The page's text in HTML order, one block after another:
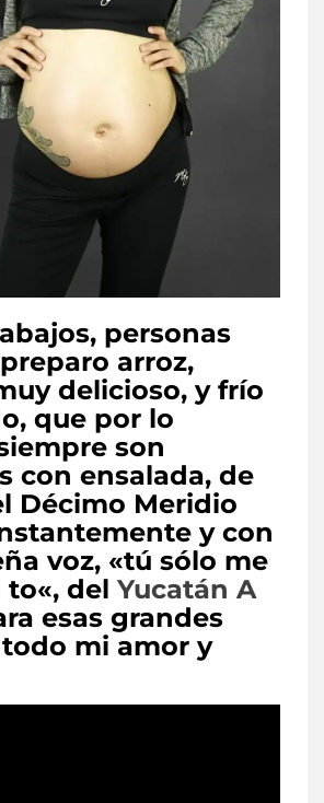
personas
arroz,
delicioso, y frío
que por lo
son
con ensalada, de
Décimo Meridio
y con
voz, «tú sólo me
to«, del Yucatán A
esas grandes
mi amor y